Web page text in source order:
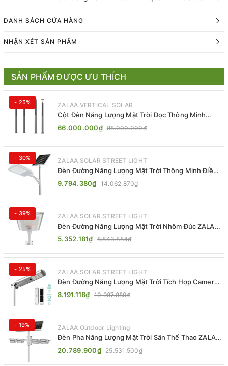
DANH SÁCH CỬA HÀNG
NHẬN XÉT SẢN PHẨM
SẢN PHẨM ĐƯỢC ƯU THÍCH
- 25% ZALAA VERTICAL SOLAR
Cột Đèn Năng Lượng Mặt Trời Dọc Thông Minh
ZSR-YYDS-360 | ZALAA Jsc
66.000.000₫ 88.000.000₫
- 30% ZALAA SOLAR STREET LIGHT
Đèn Đường Năng Lượng Mặt Trời Thông Minh Điều
Khiển MPPT ZL-GMX01 ZALAA
9.794.380₫ 14.062.870₫
- 39% ZALAA SOLAR STREET LIGHT
Đèn Đường Năng Lượng Mặt Trời Nhôm Đúc ZALAA
ZL-BWH Cao Cấp IP65
5.352.181₫ 8.843.884₫
- 25% ZALAA SOLAR STREET LIGHT
Đèn Đường Năng Lượng Mặt Trời Tích Hợp Camera
ZALAA ZL-BJ04-CCTV (80W, IP65)
8.191.118₫ 10.987.889₫
- 19% ZALAA Outdoor Lighting
Đèn Pha Năng Lượng Mặt Trời Sân Thể Thao ZALAA
Jsc Chống Nước IP65 Cao Cấp
20.789.900₫ 25.531.500₫